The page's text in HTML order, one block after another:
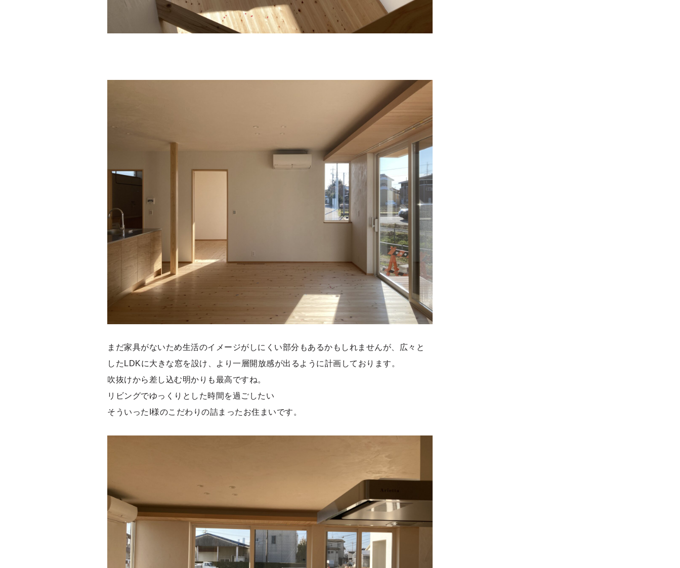
まだ家具がないため生活のイメージがしにくい部分もあるかもしれませんが、広々と
したLDKに大きな窓を設け、より一層開放感が出るように計画しております。
吹抜けから差し込む明かりも最高ですね。
リビングでゆっくりとした時間を過ごしたい
そういったI様のこだわりの詰まったお住まいです。